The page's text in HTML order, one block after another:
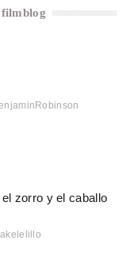
filmblog
zorro y el caballo